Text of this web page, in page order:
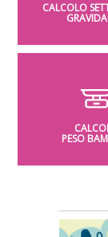
CALCOLO
PESO